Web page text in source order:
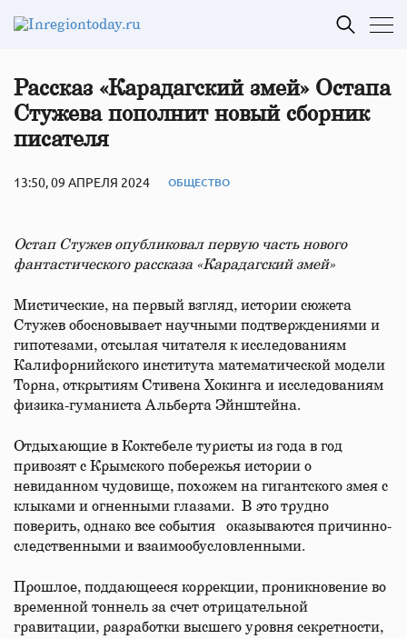
Рассказ «Карадагский змей» Остапа
Стужева пополнит новый сборник
писателя
13:50, 09 АПРЕЛЯ 2024 ОБЩЕСТВО
Остап Стужев опубликовал первую часть нового
фантастического рассказа «Карадагский змей»
Мистические, на первый взгляд, истории сюжета
Стужев обосновывает научными подтверждениями и
гипотезами, отсылая читателя к исследованиям
Калифорнийского института математической модели
Торна, открытиям Стивена Хокинга и исследованиям
физика-гуманиста Альберта Эйнштейна.
Отдыхающие в Коктебеле туристы из года в год
привозят с Крымского побережья истории о
невиданном чудовище, похожем на гигантского змея с
клыками и огненными глазами. В это трудно
поверить, однако все события оказываются причинно-
следственными и взаимообусловленными.
Прошлое, поддающееся коррекции, проникновение во
временной тоннель за счет отрицательной
гравитации, разработки высшего уровня секретности,